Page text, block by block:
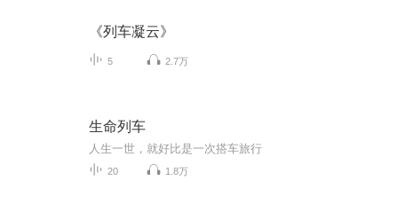
《列车凝云》
5 2.7万
生命列车
人生一世，就好比是一次搭车旅行
20 1.8万